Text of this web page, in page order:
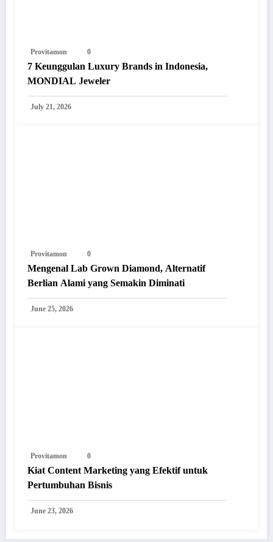
Provitamon 0
7 Keunggulan Luxury Brands in Indonesia,
MONDIAL Jeweler
July 21, 2026
Provitamon 0
Mengenal Lab Grown Diamond, Alternatif
Berlian Alami yang Semakin Diminati
June 25, 2026
Provitamon 0
Kiat Content Marketing yang Efektif untuk
Pertumbuhan Bisnis
June 23, 2026